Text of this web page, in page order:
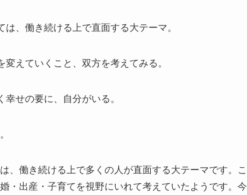
、働き続ける上で直面する大テーマ。
えていくこと、双方を考えてみる。
せの要に、自分がいる。
、働き続ける上で多くの人が直面する大テーマです。
・出産・子育てを視野にいれて考えていたようです。